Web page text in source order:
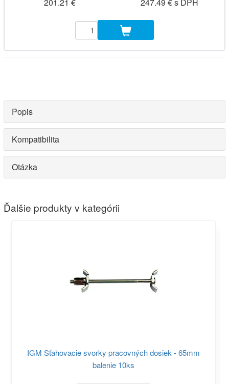
201.21 € 247.49 € s DPH
Popis
Kompatibilita
Otázka
Ďalšie produkty v kategórii
IGM Sťahovacie svorky pracovných dosiek - 65mm
balenie 10ks